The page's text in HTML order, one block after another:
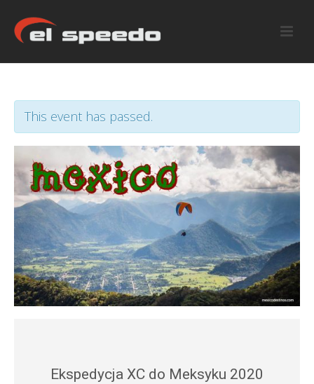
This event has passed.
Ekspedycja XC do Meksyku 2020